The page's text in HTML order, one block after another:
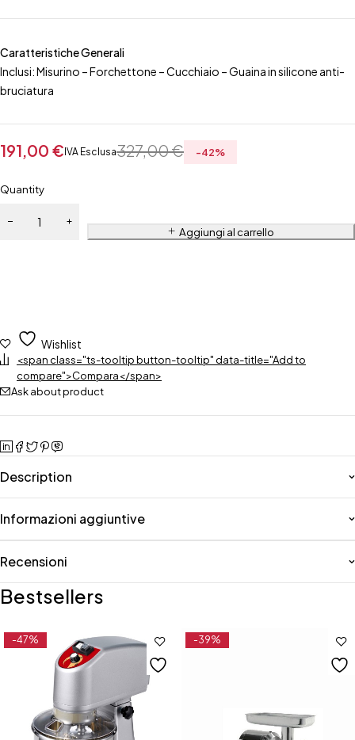
Caratteristiche Generali
Inclusi: Misurino – Forchettone – Cucchiaio – Guaina in silicone anti-
bruciatura
327,00€
191,00 € IVA Esclusa -42%
Quantity
Aggiungi al carrello
Wishlist
<span class="ts-tooltip button-tooltip" data-title="Add to
compare">Compara</span>
Ask about product
Description
Informazioni aggiuntive
Recensioni
Bestsellers
-47% -39%